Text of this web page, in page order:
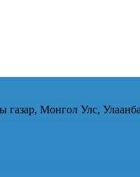
Монгол Улс,